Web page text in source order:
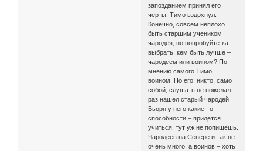
запозданием принял его
черты. Тимо вздохнул.
Конечно, совсем неплохо
быть старшим учеником
чародея, но попробуйте-ка
выбрать, кем быть лучше –
чародеем или воином? По
мнению самого Тимо,
воином. Но его, никто, само
собой, слушать не пожелал –
раз нашел старый чародей
Бьорн у него какие-то
способности – придется
учиться, тут уж не попишешь.
Чародеев на Севере и так не
очень много, а воинов – хоть